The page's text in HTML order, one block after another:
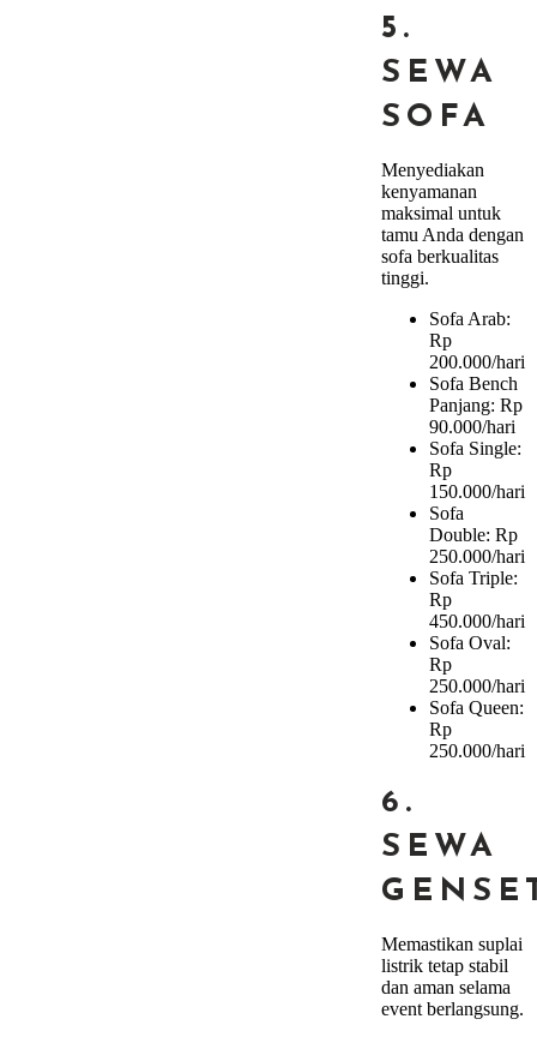
5.
SEWA
SOFA
Menyediakan
kenyamanan
maksimal untuk
tamu Anda dengan
sofa berkualitas
tinggi.
Sofa Arab:
Rp
200.000/hari
Sofa Bench
Panjang: Rp
90.000/hari
Sofa Single:
Rp
150.000/hari
Sofa
Double: Rp
250.000/hari
Sofa Triple:
Rp
450.000/hari
Sofa Oval:
Rp
250.000/hari
Sofa Queen:
Rp
250.000/hari
6.
SEWA
Memastikan suplai
listrik tetap stabil
dan aman selama
event berlangsung.